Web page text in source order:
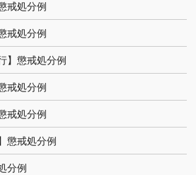
戒処分例
戒処分例
】懲戒処分例
戒処分例
戒処分例
懲戒処分例
分例